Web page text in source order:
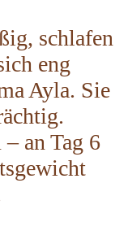
schlafen
eng
Ayla. Sie
an Tag 6